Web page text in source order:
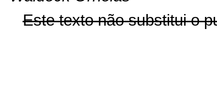
Este texto não substitui o